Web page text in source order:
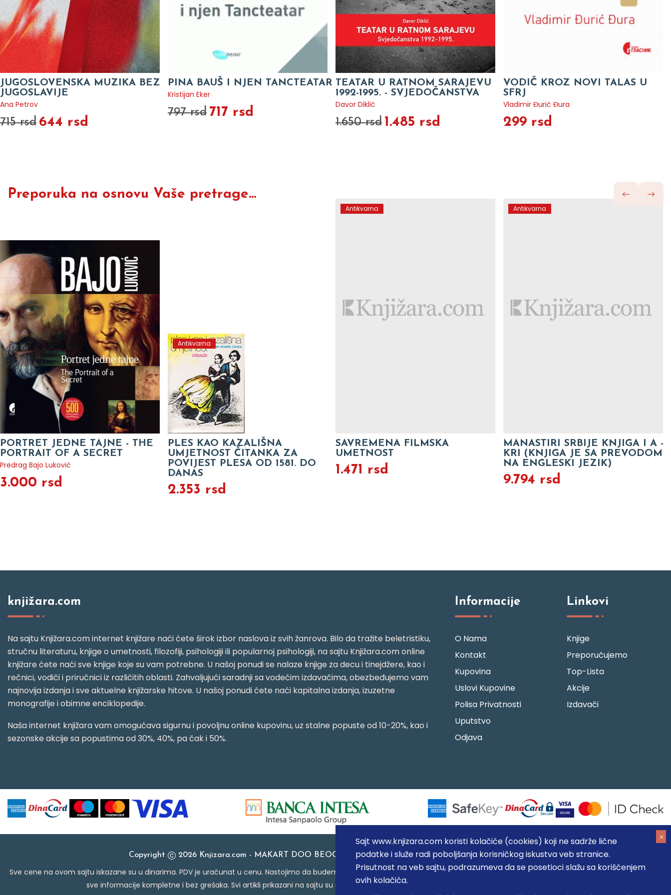
Sajt www.knjizara.com koristi kolačiće (cookies) koji ne sadrže lične
podatke i služe radi poboljšanja korisničkog iskustva veb stranice.
Prisutnost na veb sajtu, podrazumeva da se posetioci slažu sa korišćenjem
ovih kolačića.
JUGOSLOVENSKA MUZIKA BEZ
JUGOSLAVIJE
Ana Petrov
715 rsd 644 rsd
PINA BAUŠ I NJEN TANCTEATAR
Kristijan Eker
797 rsd 717 rsd
TEATAR U RATNOM SARAJEVU
1992-1995. - SVJEDOČANSTVA
Davor Diklić
1.650 rsd 1.485 rsd
VODIČ KROZ NOVI TALAS U
SFRJ
Vladimir Đurić Đura
299 rsd
Preporuka na osnovu Vaše pretrage...
PORTRET JEDNE TAJNE - THE
PORTRAIT OF A SECRET
Predrag Bajo Luković
3.000 rsd
Antikvarna
PLES KAO KAZALIŠNA
UMJETNOST ČITANKA ZA
POVIJEST PLESA OD 1581. DO
DANAS
2.353 rsd
Antikvarna
SAVREMENA FILMSKA
UMETNOST
1.471 rsd
Antikvarna
MANASTIRI SRBIJE KNJIGA I A -
KRI (KNJIGA JE SA PREVODOM
NA ENGLESKI JEZIK)
9.794 rsd
knjižara.com
Na sajtu Knjižara.com internet knjižare naći ćete širok izbor naslova iz svih žanrova. Bilo da tražite beletristiku,
stručnu literaturu, knjige o umetnosti, filozofiji, psihologiji ili popularnoj psihologiji, na sajtu Knjižara.com online
knjižare ćete naći sve knjige koje su vam potrebne. U našoj ponudi se nalaze knjige za decu i tinejdžere, kao i
rečnici, vodiči i priručnici iz različitih oblasti. Zahvaljujući saradnji sa vodećim izdavačima, obezbeđujemo vam
najnovija izdanja i sve aktuelne knjižarske hitove. U našoj ponudi ćete naći kapitalna izdanja, izuzetne
monografije i obimne enciklopedije.
Naša internet knjižara vam omogućava sigurnu i povoljnu online kupovinu, uz stalne popuste od 10-20%, kao i
sezonske akcije sa popustima od 30%, 40%, pa čak i 50%.
Informacije
O Nama
Kontakt
Kupovina
Uslovi Kupovine
Polisa Privatnosti
Uputstvo
Odjava
Linkovi
Knjige
Preporučujemo
Top-Lista
Akcije
Izdavači
Copyright 2026 Knjizara.com - MAKART DOO BEOGRAD (NOVI BEOGRAD), PIB: 105184104, MB: 20337524
Sve cene na ovom sajtu iskazane su u dinarima. PDV je uračunat u cenu. Nastojimo da budemo što precizniji u opisu proizvoda, prikazu slika i samih cena, ali ne možemo garantovati da su
sve informacije kompletne i bez grešaka. Svi artikli prikazani na sajtu su deo naše ponude i ne podrazumeva da su dostupni u svakom trenutku.